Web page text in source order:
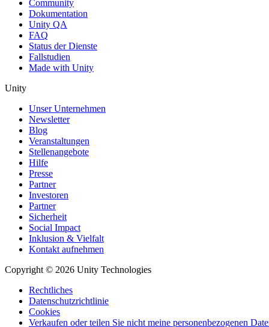
Community
Dokumentation
Unity QA
FAQ
Status der Dienste
Fallstudien
Made with Unity
Unity
Unser Unternehmen
Newsletter
Blog
Veranstaltungen
Stellenangebote
Hilfe
Presse
Partner
Investoren
Partner
Sicherheit
Social Impact
Inklusion & Vielfalt
Kontakt aufnehmen
Copyright © 2026 Unity Technologies
Rechtliches
Datenschutzrichtlinie
Cookies
Verkaufen oder teilen Sie nicht meine personenbezogenen